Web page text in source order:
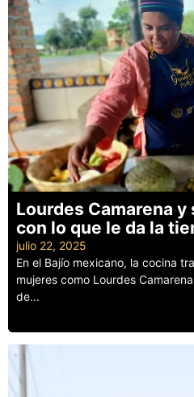
Lourdes Camarena
con lo que le da la
julio 22, 2025
En el Bajío mexicano, la cocina
mujeres como Lourdes
de...